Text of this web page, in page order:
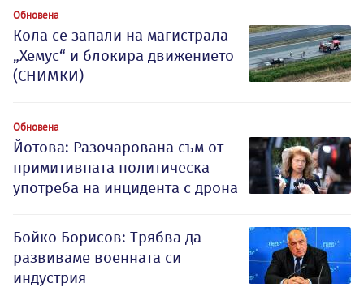
Обновена
Кола се запали на магистрала
„Хемус“ и блокира движението
(СНИМКИ)
Обновена
Йотова: Разочарована съм от
примитивната политическа
употреба на инцидента с дрона
Бойко Борисов: Трябва да
развиваме военната си
индустрия